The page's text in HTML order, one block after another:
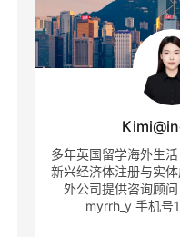
多年英国留学海外生
新兴经济体注册与实
外公司提供咨询顾
myrrh_y 手机